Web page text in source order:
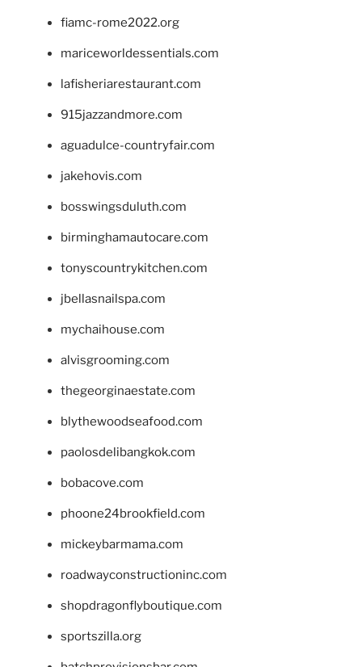
fiamc-rome2022.org
mariceworldessentials.com
lafisheriarestaurant.com
915jazzandmore.com
aguadulce-countryfair.com
jakehovis.com
bosswingsduluth.com
birminghamautocare.com
tonyscountrykitchen.com
jbellasnailspa.com
mychaihouse.com
alvisgrooming.com
thegeorginaestate.com
blythewoodseafood.com
paolosdelibangkok.com
bobacove.com
phoone24brookfield.com
mickeybarmama.com
roadwayconstructioninc.com
shopdragonflyboutique.com
sportszilla.org